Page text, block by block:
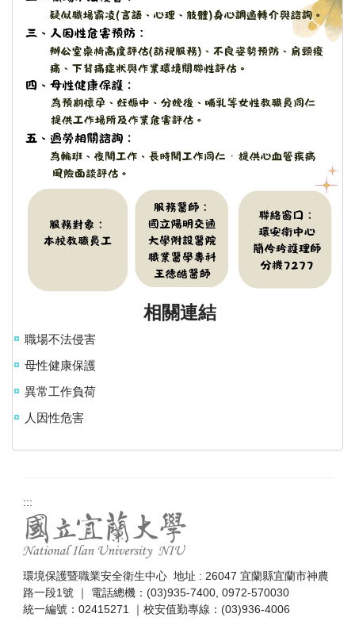
相關連結
職場不法侵害
母性健康保護
異常工作負荷
人因性危害
:::
環境保護暨職業安全衛生中心 地址 : 26047 宜蘭縣宜蘭市神農
路一段1號 ｜ 電話總機：(03)935-7400, 0972-570030
統一編號：02415271 ｜校安值勤專線：(03)936-4006